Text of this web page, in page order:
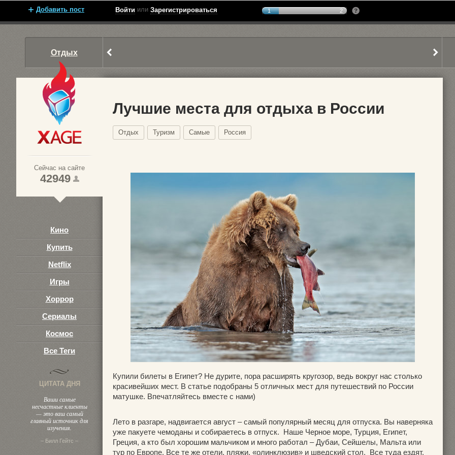
Добавить пост Войти или Зарегистрироваться 1 2
Отдых
Сейчас на сайте
42949
Кино
Купить
Netflix
Игры
Хоррор
Сериалы
Космос
Все Теги
ЦИТАТА ДНЯ
Ваши самые
несчастные клиенты
— это ваш самый
главный источник для
изучения.
– Билл Гейтс –
Лучшие места для отдыха в России
Отдых Туризм Самые Россия
Купили билеты в Египет? Не дурите, пора расширять кругозор, ведь вокруг нас столько
красивейших мест. В статье подобраны 5 отличных мест для путешествий по России
матушке. Впечатляйтесь вместе с нами)
Лето в разгаре, надвигается август – самый популярный месяц для отпуска. Вы наверняка
уже пакуете чемоданы и собираетесь в отпуск. Наше Черное море, Турция, Египет,
Греция, а кто был хорошим мальчиком и много работал – Дубаи, Сейшелы, Мальта или
тур по Европе. Все те же отели, пляжи, «олинклюзив» и шведский стол. Все туда ездят.